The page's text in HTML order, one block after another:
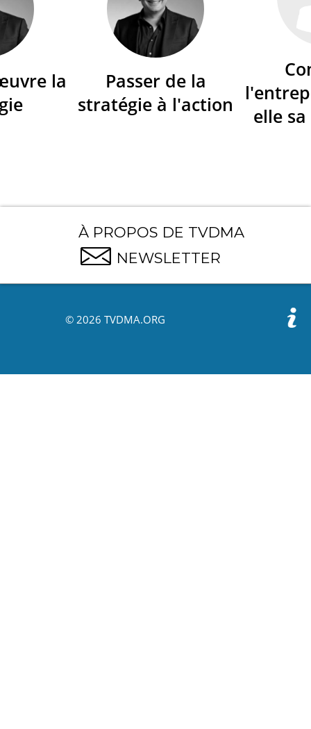
la
Passer de la
stratégie à l'action
elle
À PROPOS DE TVDMA
NEWSLETTER
© 2026 TVDMA.ORG